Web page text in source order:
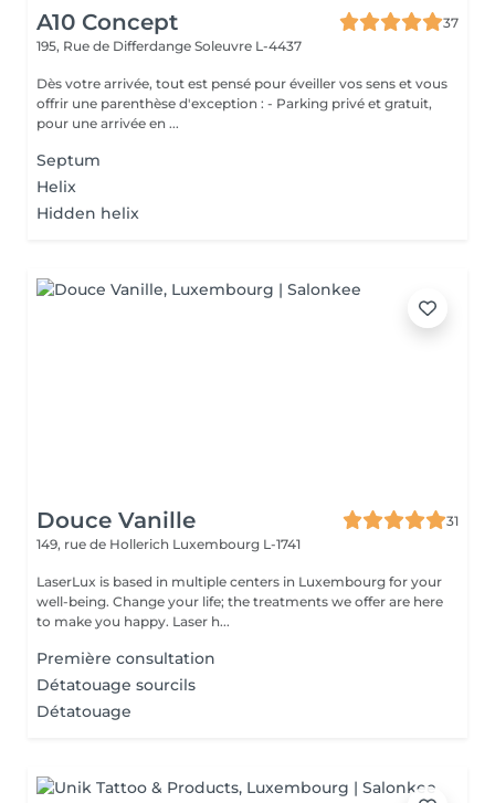
A10 Concept
37
195, Rue de Differdange Soleuvre L-4437
Dès votre arrivée, tout est pensé pour éveiller vos sens et vous
offrir une parenthèse d'exception : - Parking privé et gratuit,
pour une arrivée en ...
Septum
Helix
Hidden helix
Douce Vanille
31
149, rue de Hollerich Luxembourg L-1741
LaserLux is based in multiple centers in Luxembourg for your
well-being. Change your life; the treatments we offer are here
to make you happy. Laser h...
Première consultation
Détatouage sourcils
Détatouage